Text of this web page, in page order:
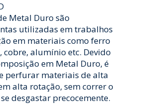
Metal Duro são
utilizadas em trabalhos
em materiais como ferro
alumínio etc. Devido
em Metal Duro, é
perfurar materiais de alta
alta rotação, sem correr o
desgastar precocemente.